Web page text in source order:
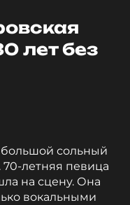
лет без
сольный
летняя певица
на сцену. Она
вокальными